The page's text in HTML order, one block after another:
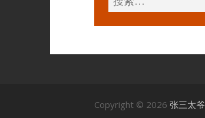
Copyright © 2026 张三太爷